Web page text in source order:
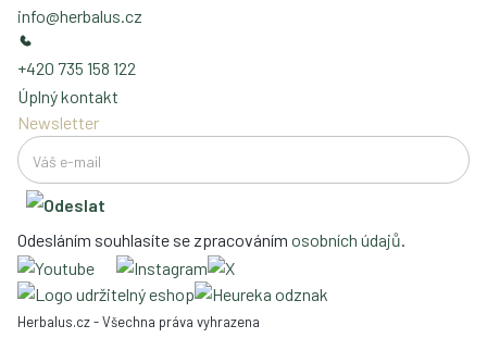
info@herbalus.cz
+420 735 158 122
Úplný kontakt
Newsletter
Odesláním souhlasíte se zpracováním osobních údajů.
Herbalus.cz - Všechna práva vyhrazena